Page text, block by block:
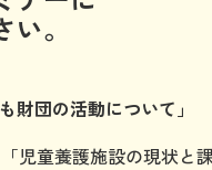
。
財団の活動について」
児童養護施設の現状と